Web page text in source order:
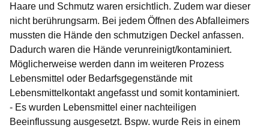
Haare und Schmutz waren ersichtlich. Zudem war dieser
nicht berührungsarm. Bei jedem Öffnen des Abfalleimers
mussten die Hände den schmutzigen Deckel anfassen.
Dadurch waren die Hände verunreinigt/kontaminiert.
Möglicherweise werden dann im weiteren Prozess
Lebensmittel oder Bedarfsgegenstände mit
Lebensmittelkontakt angefasst und somit kontaminiert.
- Es wurden Lebensmittel einer nachteiligen
Beeinflussung ausgesetzt. Bspw. wurde Reis in einem